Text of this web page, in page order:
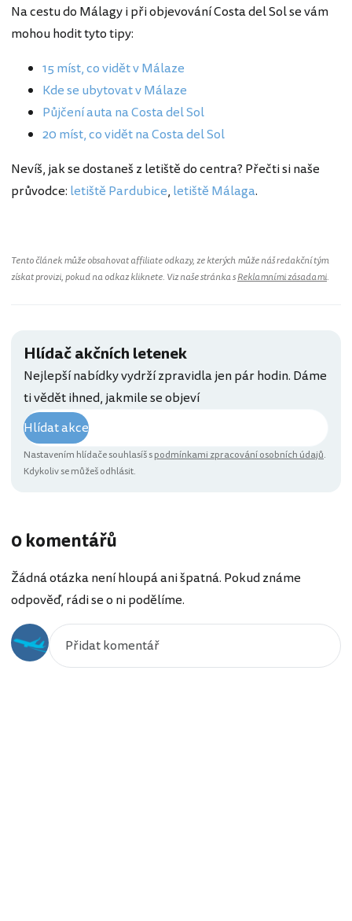
Na cestu do Málagy i při objevování Costa del Sol se vám
mohou hodit tyto tipy:
15 míst, co vidět v Málaze
Kde se ubytovat v Málaze
Půjčení auta na Costa del Sol
20 míst, co vidět na Costa del Sol
Nevíš, jak se dostaneš z letiště do centra? Přečti si naše
průvodce: letiště Pardubice, letiště Málaga.
Tento článek může obsahovat affiliate odkazy, ze kterých může náš redakční tým
získat provizi, pokud na odkaz kliknete. Viz naše stránka sReklamními zásadami.
Hlídač akčních letenek
Nejlepší nabídky vydrží zpravidla jen pár hodin. Dáme
ti vědět ihned, jakmile se objeví
Hlídat akce
Nastavením hlídače souhlasíš spodmínkami zpracování osobních údajů.
Kdykoliv se můžeš odhlásit.
0 komentářů
Žádná otázka není hloupá ani špatná. Pokud známe
odpověď, rádi se o ni podělíme.